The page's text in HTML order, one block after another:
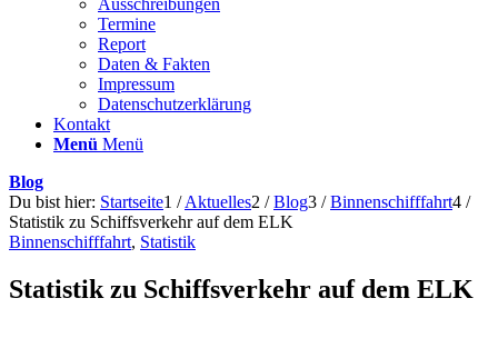
Ausschreibungen
Termine
Report
Daten & Fakten
Impressum
Datenschutzerklärung
Kontakt
Menü Menü
Blog
Du bist hier: Startseite1 / Aktuelles2 / Blog3 / Binnenschifffahrt4 /
Statistik zu Schiffsverkehr auf dem ELK
Binnenschifffahrt, Statistik
Statistik zu Schiffsverkehr auf dem ELK